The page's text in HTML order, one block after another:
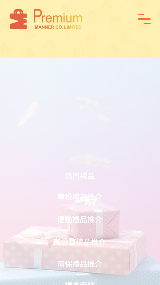
熱門禮品
學校禮品推介
運動禮品推介
辦公室禮品推介
環保禮品推介